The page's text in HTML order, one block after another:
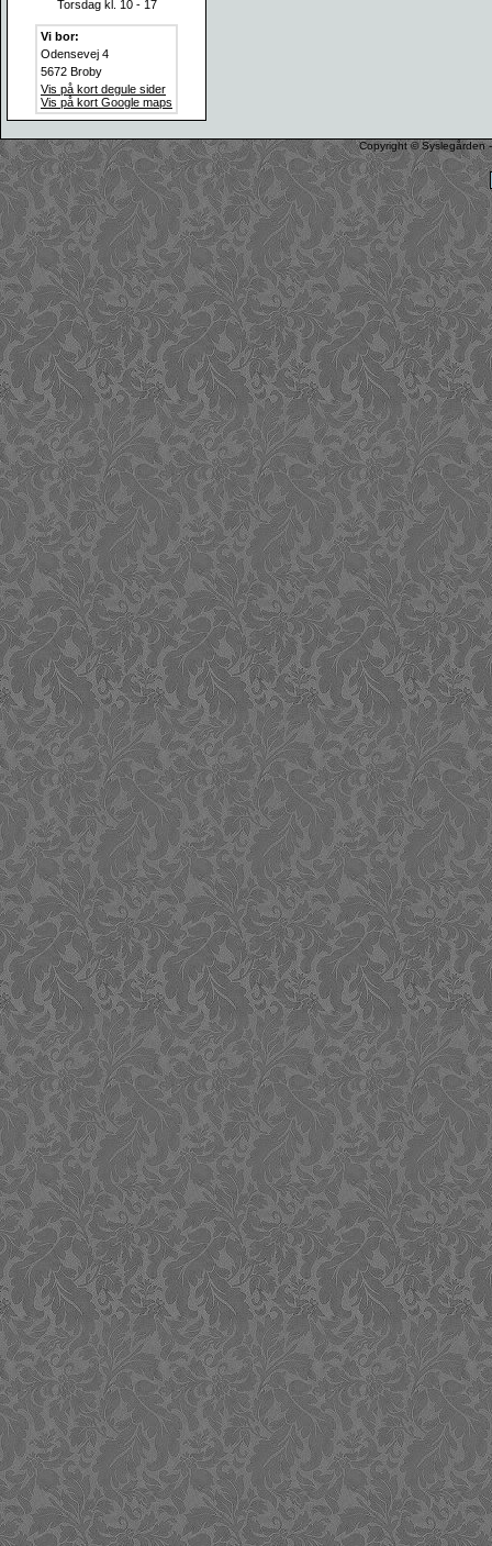
Torsdag kl. 10 - 17
Vi bor:
Odensevej 4
5672 Broby
Vis på kort degule sider
Vis på kort Google maps
Copyright © Syslegården